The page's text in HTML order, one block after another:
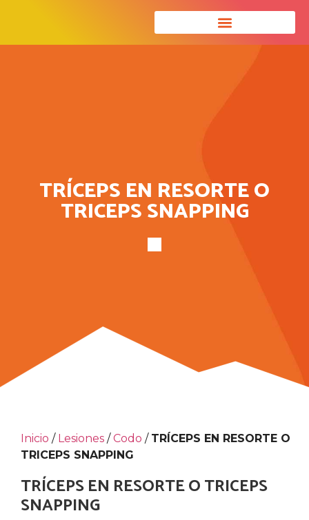
TRÍCEPS EN RESORTE O
TRICEPS SNAPPING
Inicio / Lesiones /Codo / TRÍCEPS EN RESORTE O
TRICEPS SNAPPING
TRÍCEPS EN RESORTE O TRICEPS
SNAPPING